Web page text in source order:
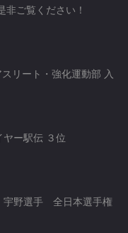
非ご覧ください！
リート・強化運動部 入
ヤー駅伝 ３位
宇野選手 全日本選手権